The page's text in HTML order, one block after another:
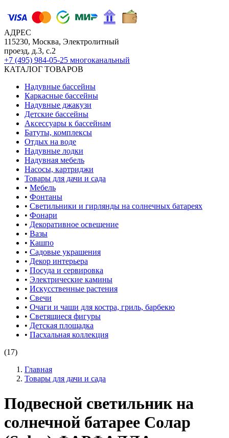
АДРЕС
115230, Москва, Электролитный
проезд, д.3, с.2
+7 (495) 984-05-25 многоканальный
КАТАЛОГ ТОВАРОВ
Надувные бассейны
Каркасные бассейны
Надувные джакузи
Детские бассейны
Аксессуары к бассейнам
Батуты, комплексы
Отдых на воде
Надувные лодки
Надувная мебель
Насосы, картриджи
Товары для дачи и сада
• Мебель
• Фонтаны
• Светильники и гирлянды на солнечных батареях
• Фонари
• Декоративное освещение
• Вазы
• Кашпо
• Садовые украшения
• Декор интерьера
• Посуда и сервировка
• Электрические камины
• Искусственные растения
• Свечи
• Очаги и чаши для костра, гриль, барбекю
• Светящиеся фигуры
• Детская площадка
• Пасхальная коллекция
(17)
Главная
Товары для дачи и сада
Подвесной светильник на
солнечной батарее Солар